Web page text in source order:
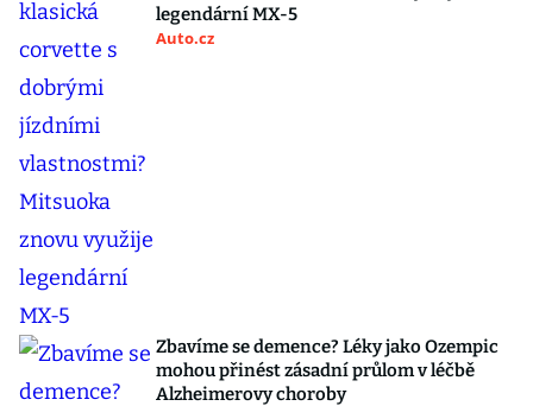
legendární MX-5
Auto.cz
Zbavíme se demence? Léky jako Ozempic
mohou přinést zásadní průlom v léčbě
Alzheimerovy choroby